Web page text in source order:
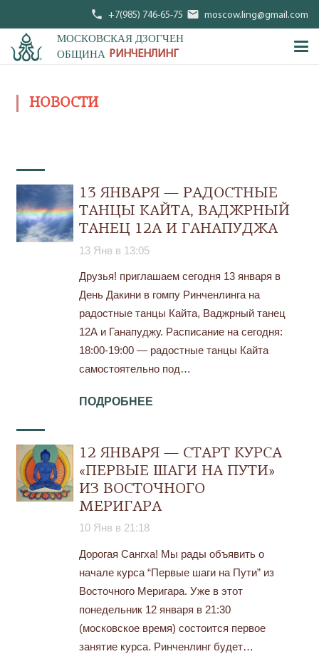
phone +7(985) 746-65-75 mail moscow.ling@gmail.com
МОСКОВСКАЯ ДЗОГЧЕН
ОБЩИНА РИНЧЕНЛИНГ
НОВОСТИ
13 ЯНВАРЯ — РАДОСТНЫЕ
ТАНЦЫ КАЙТА, ВАДЖРНЫЙ
ТАНЕЦ 12А И ГАНАПУДЖА
13 Янв в 13:05
Друзья! приглашаем сегодня 13 января в
День Дакини в гомпу Ринченлинга на
радостные танцы Кайта, Ваджрный танец
12А и Ганапуджу. Расписание на сегодня:
18:00-19:00 — радостные танцы Кайта
самостоятельно под…
ПОДРОБНЕЕ
12 ЯНВАРЯ — СТАРТ КУРСА
«ПЕРВЫЕ ШАГИ НА ПУТИ»
ИЗ ВОСТОЧНОГО
МЕРИГАРА
10 Янв в 21:18
Дорогая Сангха! Мы рады объявить о
начале курса “Первые шаги на Пути” из
Восточного Меригара. Уже в этот
понедельник 12 января в 21:30
(московское время) состоится первое
занятие курса. Ринченлинг будет…